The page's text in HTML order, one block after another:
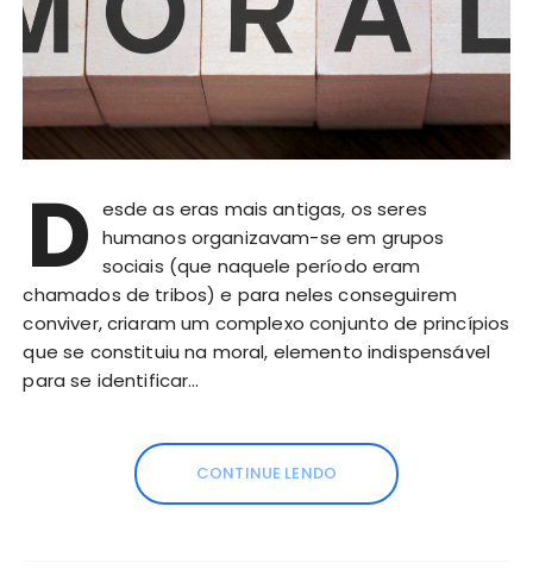
D esde as eras mais antigas, os seres
humanos organizavam-se em grupos
sociais (que naquele período eram
chamados de tribos) e para neles conseguirem
conviver, criaram um complexo conjunto de princípios
que se constituiu na moral, elemento indispensável
para se identificar…
CONTINUE LENDO